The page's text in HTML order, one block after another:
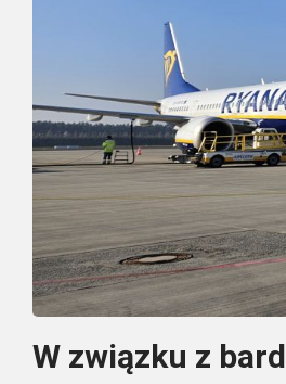
W związku z